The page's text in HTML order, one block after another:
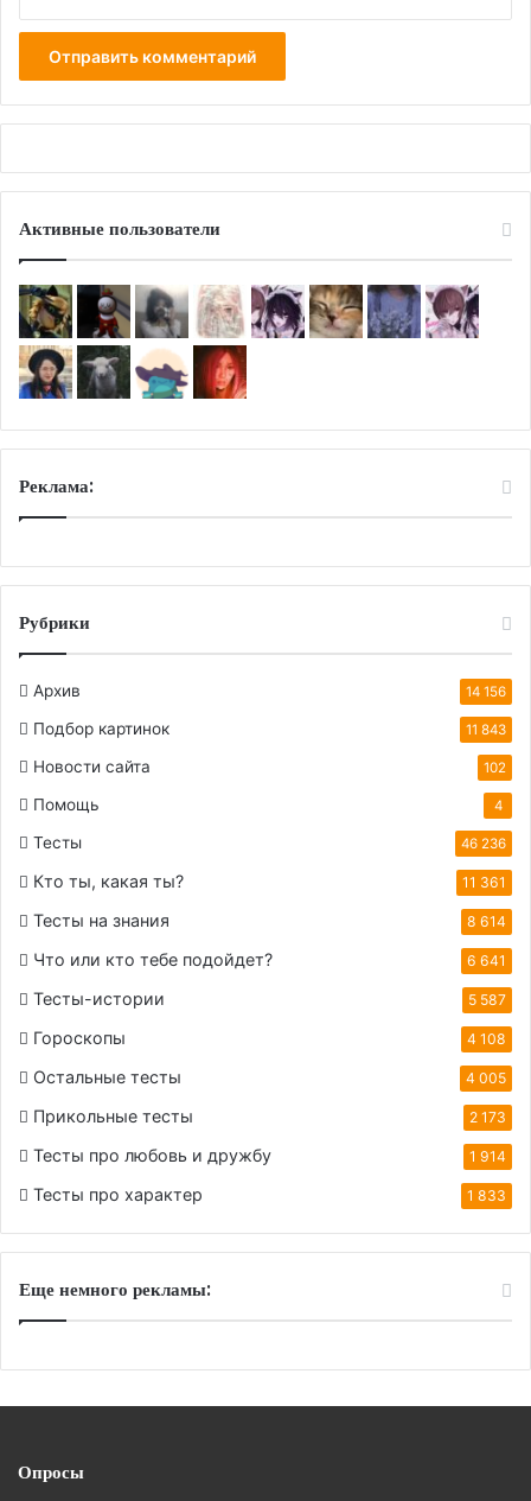
Активные пользователи
Реклама:
Рубрики
Архив 14 156
Подбор картинок 11 843
Новости сайта 102
Помощь 4
Тесты 46 236
Кто ты, какая ты? 11 361
Тесты на знания 8 614
Что или кто тебе подойдет? 6 641
Тесты-истории 5 587
Гороскопы 4 108
Остальные тесты 4 005
Прикольные тесты 2 173
Тесты про любовь и дружбу 1 914
Тесты про характер 1 833
Еще немного рекламы:
Опросы